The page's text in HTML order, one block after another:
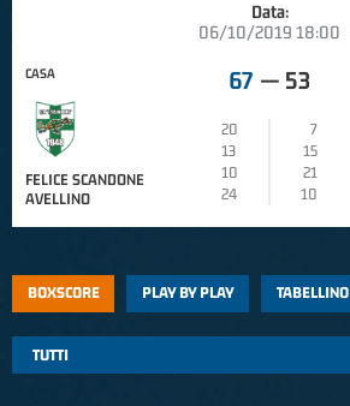
Data:
06/10/2019 18:00
CASA
FELICE SCANDONE
AVELLINO
67 — 53
20
7
13
15
10
21
24
10
BOXSCORE PLAY BY PLAY TABELLINO